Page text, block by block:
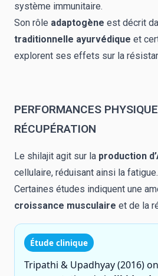
système immunitaire.
Son rôle adaptogène est décrit
traditionnelle ayurvédique et
explorent ses effets sur la
PERFORMANCES
RÉCUPÉRATION
Le shilajit agit sur la production
cellulaire, réduisant ainsi la fatigue.
Certaines études indiquent une
croissance musculaire et de la
Étude clinique
Tripathi & Upadhyay (2016)